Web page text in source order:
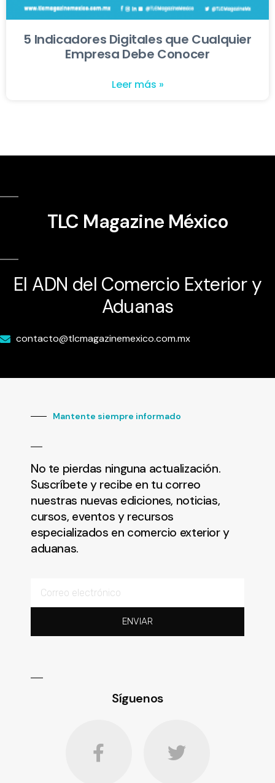
5 Indicadores Digitales que Cualquier
Empresa Debe Conocer
Leer más »
TLC Magazine México
El ADN del Comercio Exterior y
Aduanas
contacto@tlcmagazinemexico.com.mx
Mantente siempre informado
No te pierdas ninguna actualización.
Suscríbete y recibe en tu correo
nuestras nuevas ediciones, noticias,
cursos, eventos y recursos
especializados en comercio exterior y
aduanas.
ENVIAR
Síguenos